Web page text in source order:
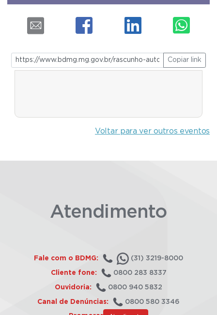
Copiar link
Voltar para ver outros eventos
Atendimento
Fale com o BDMG: (31) 3219-8000
Cliente fone: 0800 283 8337
Ouvidoria: 0800 940 5832
Canal de Denúncias: 0800 580 3346